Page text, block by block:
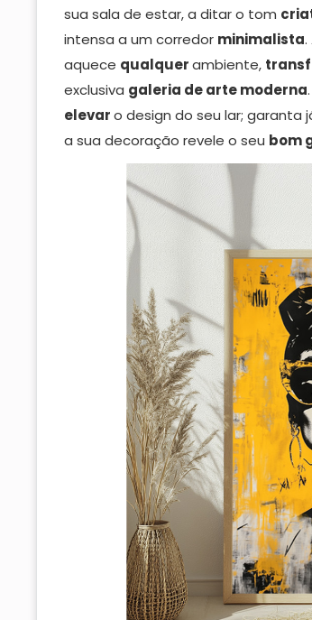
sua sala de estar, a ditar o tom
intensa a um corredor minimalista.
aquece qualquerambiente,
exclusiva galeria de artemoderna
elevaro design do seu lar; garanta
a sua decoração revele o seu bom